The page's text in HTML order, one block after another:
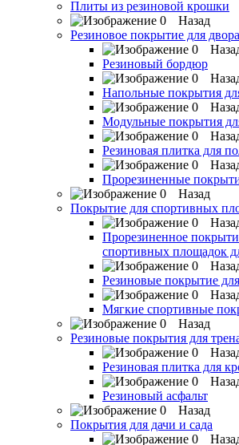
Плиты из резиновой крошки
Назад
Резиновое покрытие для
Резиновый бордюр
Напольные покрытия
Модульные покрытия
Резиновая плитка для
Прорезиненные
Назад
Покрытие для спортивных
Прорезиненное
спортивных площадок
Резиновые покрытие
Мягкие спортивные
Назад
Резиновые покрытия для
Резиновая плитка для
Резиновый асфальт
Назад
Покрытия для дачи и сада